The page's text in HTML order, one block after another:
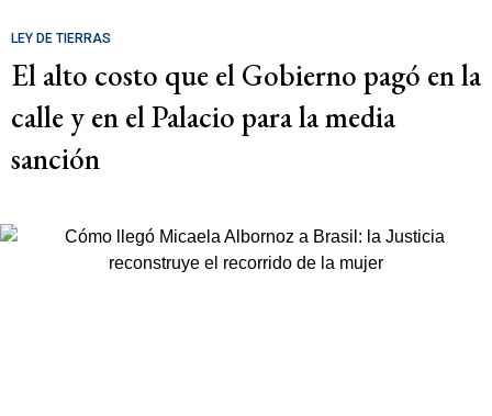
LEY DE TIERRAS
El alto costo que el Gobierno pagó en la
calle y en el Palacio para la media
sanción